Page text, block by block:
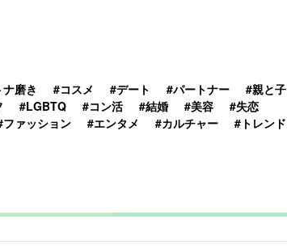
磨き #コスメ #デート #パートナー
#親と子
#LGBTQ #コン活 #結婚 #美容
#失恋
ファッション #エンタメ #カルチャー #トレンド